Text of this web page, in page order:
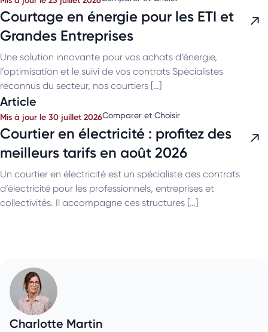
Courtage en énergie pour les ETI et
Grandes Entreprises
Une solution innovante pour vos achats d’énergie,
l’optimisation et le suivi de vos contrats Spécialistes
reconnus du secteur, nos courtiers […]
Article
Mis à jour le 30 juillet 2026Comparer et Choisir
Courtier en électricité : profitez des
meilleurs tarifs en août 2026
Un courtier en électricité est un spécialiste des contrats
d’électricité pour les professionnels, entreprises et
collectivités. Il accompagne ces structures […]
Charlotte Martin